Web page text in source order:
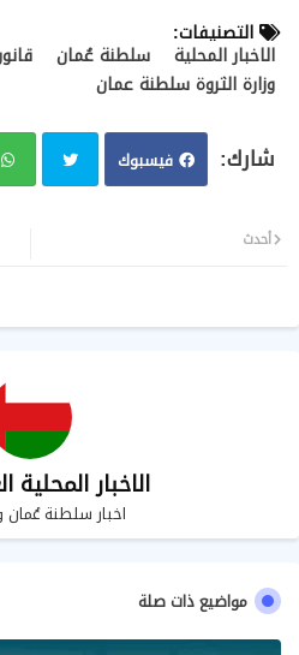
التصنيفات:
الاخبار المحلية سلطنة عُمان
وزارة الثروة سلطنة عمان
فيسبوك
ب
أحدث
الاخبار المحلية
اخبار سلطنة
مواضيع ذات صلة